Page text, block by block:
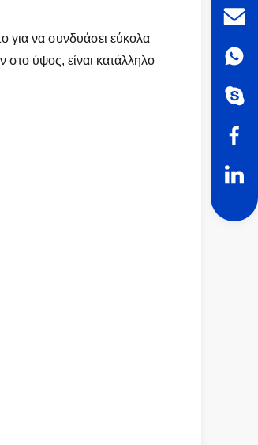
για να συνδυάσει εύκολα
στο ύψος, είναι κατάλληλο